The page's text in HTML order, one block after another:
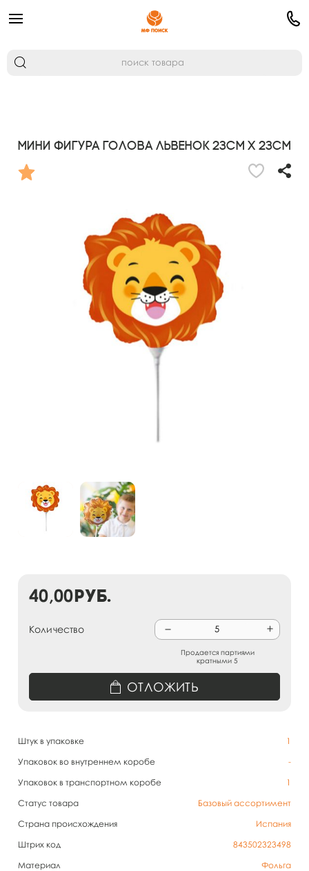
Мини Фигура Голова Львенок 23см X 23см
Штук в упаковке
1
Упаковок во внутреннем коробе
-
Упаковок в транспортном коробе
1
Статус товара
Базовый ассортимент
Страна происхождения
Испания
Штрих код
843502323498
Материал
Фольга
40,00руб.
Количество
Продается партиями
кратными 5
ОТЛОЖИТЬ